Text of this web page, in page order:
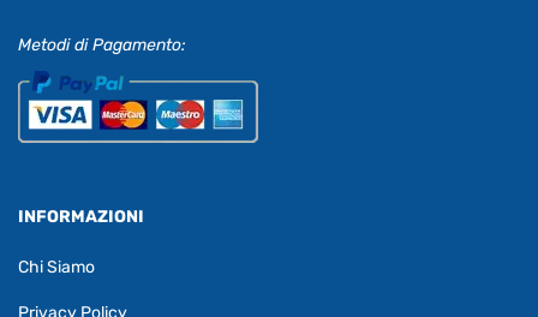
Metodi di Pagamento:
INFORMAZIONI
Chi Siamo